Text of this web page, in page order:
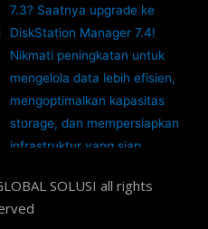
SOLUSI all rights